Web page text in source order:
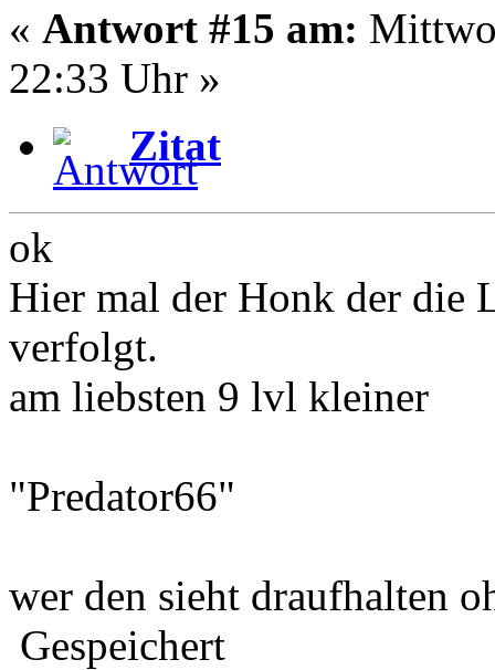
« Antwort #15 am:
22:33 Uhr »
Zitat
ok
Hier mal der Honk der die
verfolgt.
am liebsten 9 lvl kleiner
"Predator66"
wer den sieht draufhalten
Gespeichert